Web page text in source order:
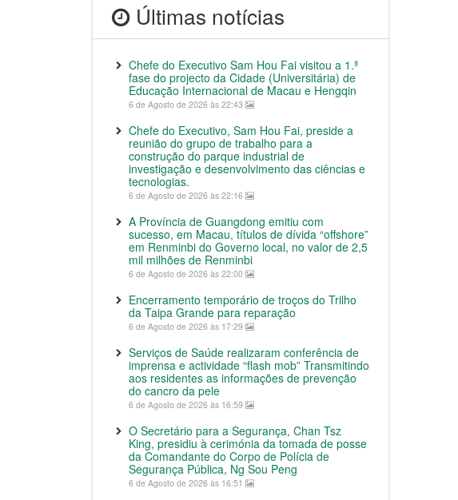
Últimas notícias
Chefe do Executivo Sam Hou Fai visitou a 1.ª
fase do projecto da Cidade (Universitária) de
Educação Internacional de Macau e Hengqin
6 de Agosto de 2026 às 22:43
Chefe do Executivo, Sam Hou Fai, preside a
reunião do grupo de trabalho para a
construção do parque industrial de
investigação e desenvolvimento das ciências e
tecnologias.
6 de Agosto de 2026 às 22:16
A Província de Guangdong emitiu com
sucesso, em Macau, títulos de dívida “offshore”
em Renminbi do Governo local, no valor de 2,5
mil milhões de Renminbi
6 de Agosto de 2026 às 22:00
Encerramento temporário de troços do Trilho
da Taipa Grande para reparação
6 de Agosto de 2026 às 17:29
Serviços de Saúde realizaram conferência de
imprensa e actividade “flash mob” Transmitindo
aos residentes as informações de prevenção
do cancro da pele
6 de Agosto de 2026 às 16:59
O Secretário para a Segurança, Chan Tsz
King, presidiu à cerimónia da tomada de posse
da Comandante do Corpo de Polícia de
Segurança Pública, Ng Sou Peng
6 de Agosto de 2026 às 16:51